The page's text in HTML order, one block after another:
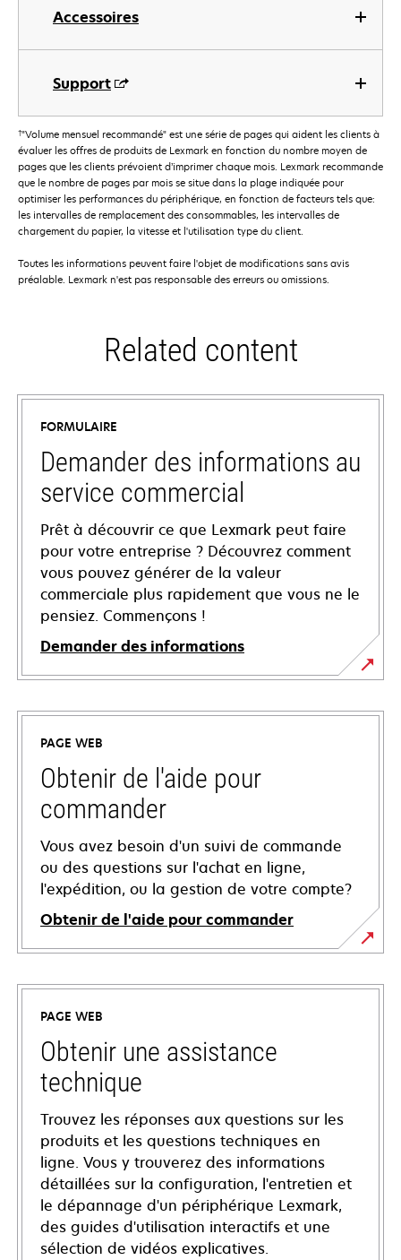
Accessoires
Support
†"Volume mensuel recommandé" est une série de pages qui aident les clients à
évaluer les offres de produits de Lexmark en fonction du nombre moyen de
pages que les clients prévoient d’imprimer chaque mois. Lexmark recommande
que le nombre de pages par mois se situe dans la plage indiquée pour
optimiser les performances du périphérique, en fonction de facteurs tels que:
les intervalles de remplacement des consommables, les intervalles de
chargement du papier, la vitesse et l'utilisation type du client.
Toutes les informations peuvent faire l'objet de modifications sans avis
préalable. Lexmark n'est pas responsable des erreurs ou omissions.
Related content
FORMULAIRE
Demander des informations au
service commercial
Prêt à découvrir ce que Lexmark peut faire
pour votre entreprise ? Découvrez comment
vous pouvez générer de la valeur
commerciale plus rapidement que vous ne le
pensiez. Commençons !
Demander des informations
PAGE WEB
Obtenir de l'aide pour
commander
Vous avez besoin d'un suivi de commande
ou des questions sur l'achat en ligne,
l'expédition, ou la gestion de votre compte?
Obtenir de l'aide pour commander
PAGE WEB
Obtenir une assistance
technique
Trouvez les réponses aux questions sur les
produits et les questions techniques en
ligne. Vous y trouverez des informations
détaillées sur la configuration, l'entretien et
le dépannage d'un périphérique Lexmark,
des guides d'utilisation interactifs et une
sélection de vidéos explicatives.